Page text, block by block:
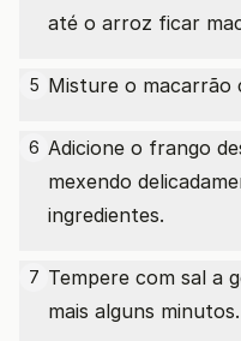
até o arroz ficar
5 Misture o macarrão
6 Adicione o frango
mexendo
ingredientes.
7 Tempere com sal a
mais alguns minutos.